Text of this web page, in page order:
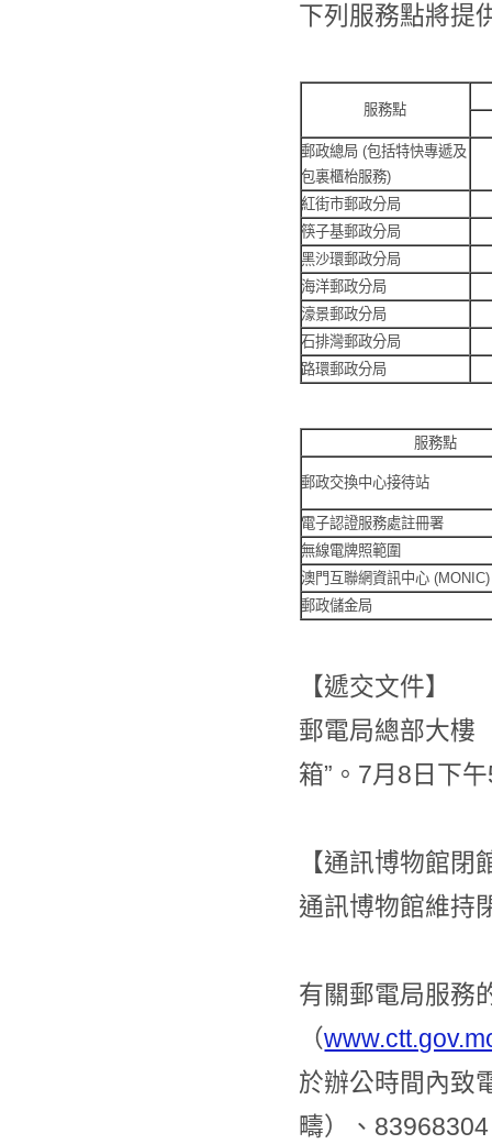
下列服務點將提
服務點
郵政總局 (包括特快專遞及
包裏櫃枱服務)
紅街市郵政分局
筷子基郵政分局
黑沙環郵政分局
海洋郵政分局
濠景郵政分局
石排灣郵政分局
路環郵政分局
服務點
郵政交換中心接待站
電子認證服務處註冊署
無線電牌照範圍
澳門互聯網資訊中心 (MONIC)
郵政儲金局
【遞交文件】
郵電局總部大樓
箱”。7月8日下
【通訊博物館閉
通訊博物館維持
有關郵電局服務
（
於辦公時間內致
疇）、